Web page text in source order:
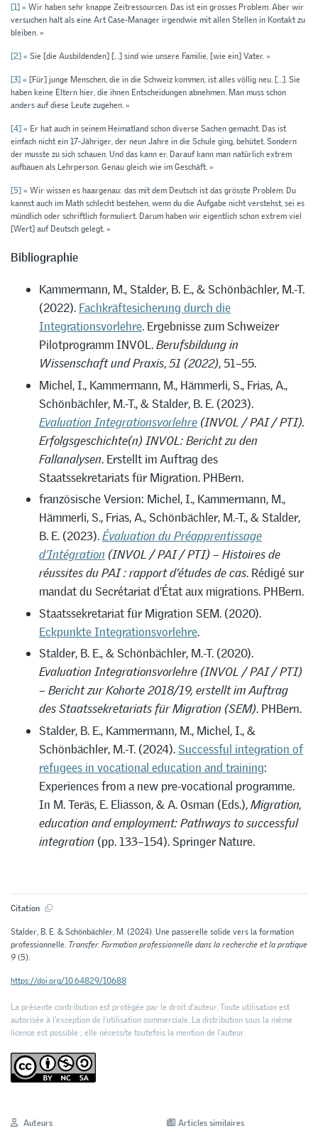
[1]« Wir haben sehr knappe Zeitressourcen. Das ist ein grosses Problem. Aber wir
versuchen halt als eine Art Case-Manager irgendwie mit allen Stellen in Kontakt zu
bleiben. »
[2]« Sie [die Ausbildenden] […] sind wie unsere Familie, [wie ein] Vater. »
[3]« [Für] junge Menschen, die in die Schweiz kommen, ist alles völlig neu. […]. Sie
haben keine Eltern hier, die ihnen Entscheidungen abnehmen. Man muss schon
anders auf diese Leute zugehen. »
[4]« Er hat auch in seinem Heimatland schon diverse Sachen gemacht. Das ist
einfach nicht ein 17-Jähriger, der neun Jahre in die Schule ging, behütet. Sondern
der musste zu sich schauen. Und das kann er. Darauf kann man natürlich extrem
aufbauen als Lehrperson. Genau gleich wie im Geschäft. »
[5]« Wir wissen es haargenau: das mit dem Deutsch ist das grösste Problem. Du
kannst auch im Math schlecht bestehen, wenn du die Aufgabe nicht verstehst, sei es
mündlich oder schriftlich formuliert. Darum haben wir eigentlich schon extrem viel
[Wert] auf Deutsch gelegt. »
Bibliographie
Kammermann, M., Stalder, B. E., & Schönbächler, M.-T.
(2022). Fachkräftesicherung durch die
Integrationsvorlehre. Ergebnisse zum Schweizer
Pilotprogramm INVOL.Berufsbildung in
Wissenschaft und Praxis,51 (2022), 51–55.
Michel, I., Kammermann, M., Hämmerli, S., Frias, A.,
Schönbächler, M.-T., & Stalder, B. E. (2023).
Evaluation Integrationsvorlehre (INVOL / PAI / PTI).
Erfolgsgeschichte(n) INVOL: Bericht zu den
Fallanalysen. Erstellt im Auftrag des
Staatssekretariats für Migration. PHBern.
französische Version: Michel, I., Kammermann, M.,
Hämmerli, S., Frias, A., Schönbächler, M.-T., & Stalder,
B. E. (2023).Évaluation du Préapprentissage
d’Intégration (INVOL / PAI / PTI) – Histoires de
réussites du PAI : rapport d’études de cas. Rédigé sur
mandat du Secrétariat d’État aux migrations. PHBern.
Staatssekretariat für Migration SEM. (2020).
Eckpunkte Integrationsvorlehre.
Stalder, B. E., & Schönbächler, M.-T. (2020).
Evaluation Integrationsvorlehre (INVOL / PAI / PTI)
– Bericht zur Kohorte 2018/19, erstellt im Auftrag
des Staatssekretariats für Migration (SEM). PHBern.
Stalder, B. E., Kammermann, M., Michel, I., &
Schönbächler, M.-T. (2024).Successful integration of
refugees in vocational education and training:
Experiences from a new pre-vocational programme.
In M. Teräs, E. Eliasson, & A. Osman (Eds.),Migration,
education and employment: Pathways to successful
integration (pp. 133–154). Springer Nature.
Citation
Stalder, B. E. & Schönbächler, M. (2024). Une passerelle solide vers la formation
professionnelle. Transfer. Formation professionnelle dans la recherche et la pratique
9(5).
https://doi.org/10.64829/10688
La présente contribution est protégée par le droit d'auteur. Toute utilisation est
autorisée à l'exception de l'utilisation commerciale. La distribution sous la même
licence est possible ; elle nécessite toutefois la mention de l’auteur.
Auteurs Articles similaires